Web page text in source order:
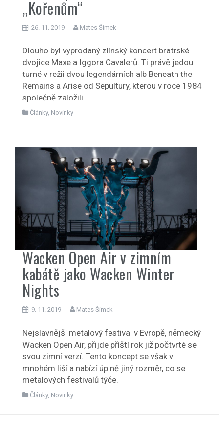
„Kořenům“
26. 11. 2019 Mates Šimek
Dlouho byl vyprodaný zlínský koncert bratrské
dvojice Maxe a Iggora Cavalerů. Ti právě jedou
turné v režii dvou legendárních alb Beneath the
Remains a Arise od Sepultury, kterou v roce 1984
společně založili.
Články, Novinky
Wacken Open Air v zimním
kabátě jako Wacken Winter
Nights
9. 11. 2019 Mates Šimek
Nejslavnější metalový festival v Evropě, německý
Wacken Open Air, přijde příští rok již počtvrté se
svou zimní verzí. Tento koncept se však v
mnohém liší a nabízí úplně jiný rozměr, co se
metalových festivalů týče.
Články, Novinky